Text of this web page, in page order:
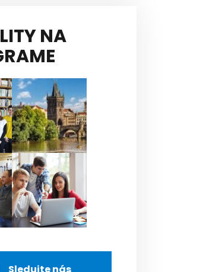
NA
Sledujte nás